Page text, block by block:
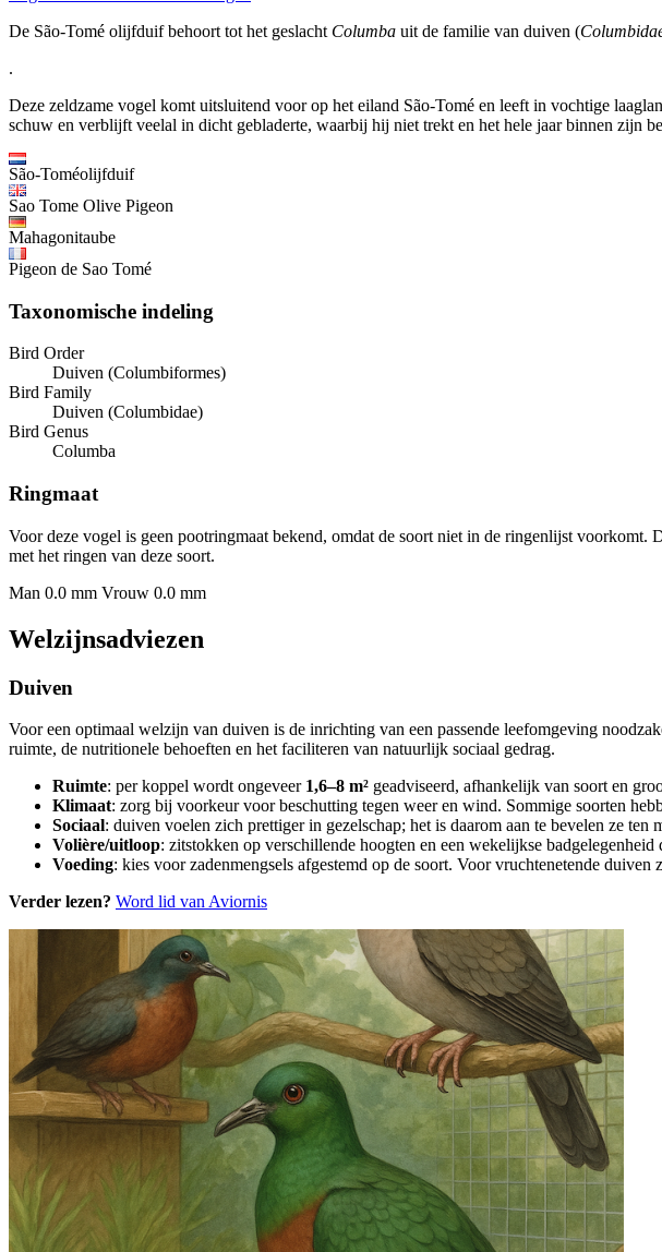
De São-Tomé olijfduif behoort tot het geslacht Columba uit de familie van duiven (
.
Deze zeldzame vogel komt uitsluitend voor op het eiland São-Tomé en leeft in vochtige
schuw en verblijft veelal in dicht gebladerte, waarbij hij niet trekt en het hele jaar binnen zijn
São-Toméolijfduif
Sao Tome Olive Pigeon
Mahagonitaube
Pigeon de Sao Tomé
Taxonomische indeling
Bird Order
Duiven (Columbiformes)
Bird Family
Duiven (Columbidae)
Bird Genus
Columba
Ringmaat
Voor deze vogel is geen pootringmaat bekend, omdat de soort niet in de ringenlijst
met het ringen van deze soort.
Man 0.0 mm Vrouw 0.0 mm
Welzijnsadviezen
Duiven
Voor een optimaal welzijn van duiven is de inrichting van een passende leefomgeving
ruimte, de nutritionele behoeften en het faciliteren van natuurlijk sociaal gedrag.
Ruimte: per koppel wordt ongeveer 1,6–8 m² geadviseerd, afhankelijk van soort en
Klimaat: zorg bij voorkeur voor beschutting tegen weer en wind. Sommige soorten
Sociaal: duiven voelen zich prettiger in gezelschap; het is daarom aan te bevelen ze
Volière/uitloop: zitstokken op verschillende hoogten en een wekelijkse
Voeding: kies voor zadenmengsels afgestemd op de soort. Voor vruchtenetende
Verder lezen? Word lid van Aviornis